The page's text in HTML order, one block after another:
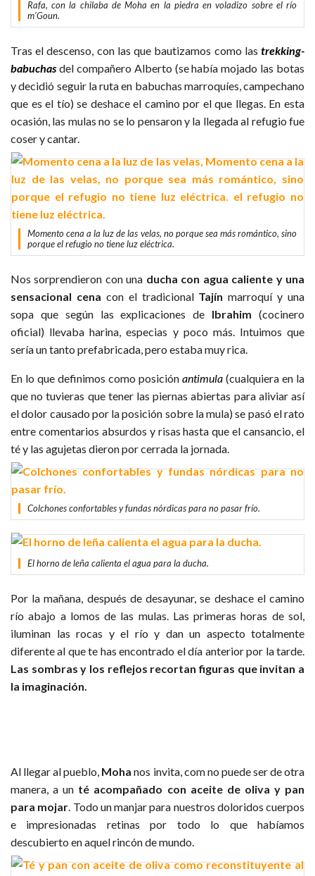
Rafa, con la chilaba de Moha en la piedra en voladizo sobre el río
m'Goun.
Tras el descenso, con las que bautizamos como las trekking-
babuchas del compañero Alberto (se había mojado las botas
y decidió seguir la ruta en babuchas marroquíes, campechano
que es el tío) se deshace el camino por el que llegas. En esta
ocasión, las mulas no se lo pensaron y la llegada al refugio fue
coser y cantar.
Momento cena a la luz de las velas, no porque sea más romántico, sino
porque el refugio no tiene luz eléctrica.
Nos sorprendieron con una ducha con agua caliente y una
sensacional cena con el tradicional Tajín marroquí y una
sopa que según las explicaciones de Ibrahim (cocinero
oficial) llevaba harina, especias y poco más. Intuimos que
sería un tanto prefabricada, pero estaba muy rica.
En lo que definimos como posición antimula (cualquiera en la
que no tuvieras que tener las piernas abiertas para aliviar así
el dolor causado por la posición sobre la mula) se pasó el rato
entre comentarios absurdos y risas hasta que el cansancio, el
té y las agujetas dieron por cerrada la jornada.
Colchones confortables y fundas nórdicas para no pasar frío.
El horno de leña calienta el agua para la ducha.
Por la mañana, después de desayunar, se deshace el camino
río abajo a lomos de las mulas. Las primeras horas de sol,
iluminan las rocas y el río y dan un aspecto totalmente
diferente al que te has encontrado el día anterior por la tarde.
Las sombras y los reflejos recortan figuras que invitan a
la imaginación.
Al llegar al pueblo, Moha nos invita, com no puede ser de otra
manera, a un té acompañado con aceite de oliva y pan
para mojar. Todo un manjar para nuestros doloridos cuerpos
e impresionadas retinas por todo lo que habíamos
descubierto en aquel rincón de mundo.